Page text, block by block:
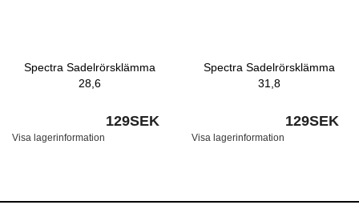
Spectra Sadelrörsklämma
28,6
129SEK
Visa lagerinformation
Spectra Sadelrörsklämma
31,8
129SEK
Visa lagerinformation